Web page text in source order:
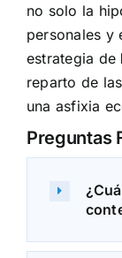
no solo la
personales y
estrategia de
reparto de
una asfixia
Preguntas